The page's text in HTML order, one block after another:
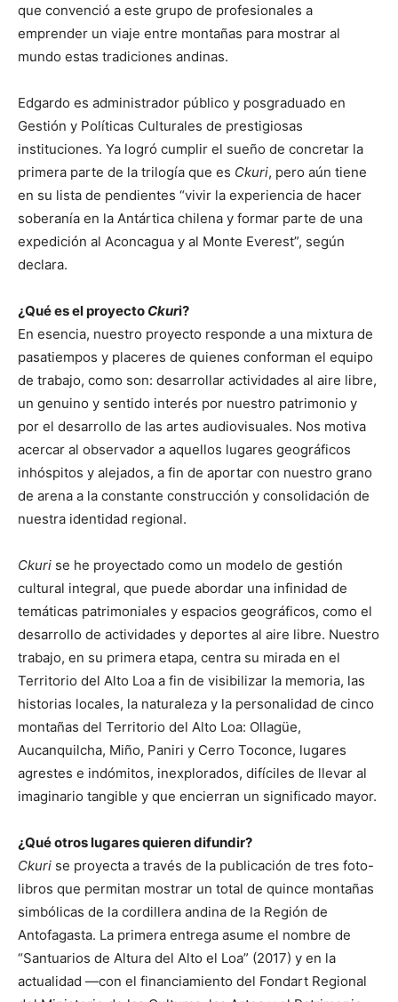
que convenció a este grupo de profesionales a
emprender un viaje entre montañas para mostrar al
mundo estas tradiciones andinas.
Edgardo es administrador público y posgraduado en
Gestión y Políticas Culturales de prestigiosas
instituciones. Ya logró cumplir el sueño de concretar la
primera parte de la trilogía que es Ckuri, pero aún tiene
en su lista de pendientes “vivir la experiencia de hacer
soberanía en la Antártica chilena y formar parte de una
expedición al Aconcagua y al Monte Everest”, según
declara.
¿Qué es el proyecto Ckuri?
En esencia, nuestro proyecto responde a una mixtura de
pasatiempos y placeres de quienes conforman el equipo
de trabajo, como son: desarrollar actividades al aire libre,
un genuino y sentido interés por nuestro patrimonio y
por el desarrollo de las artes audiovisuales. Nos motiva
acercar al observador a aquellos lugares geográficos
inhóspitos y alejados, a fin de aportar con nuestro grano
de arena a la constante construcción y consolidación de
nuestra identidad regional.
Ckuri se he proyectado como un modelo de gestión
cultural integral, que puede abordar una infinidad de
temáticas patrimoniales y espacios geográficos, como el
desarrollo de actividades y deportes al aire libre. Nuestro
trabajo, en su primera etapa, centra su mirada en el
Territorio del Alto Loa a fin de visibilizar la memoria, las
historias locales, la naturaleza y la personalidad de cinco
montañas del Territorio del Alto Loa: Ollagüe,
Aucanquilcha, Miño, Paniri y Cerro Toconce, lugares
agrestes e indómitos, inexplorados, difíciles de llevar al
imaginario tangible y que encierran un significado mayor.
¿Qué otros lugares quieren difundir?
Ckuri se proyecta a través de la publicación de tres foto-
libros que permitan mostrar un total de quince montañas
simbólicas de la cordillera andina de la Región de
Antofagasta. La primera entrega asume el nombre de
“Santuarios de Altura del Alto el Loa” (2017) y en la
actualidad —con el financiamiento del Fondart Regional